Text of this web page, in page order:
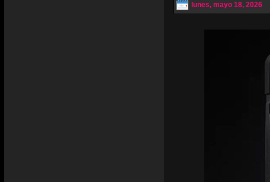
lunes, mayo 18, 2026